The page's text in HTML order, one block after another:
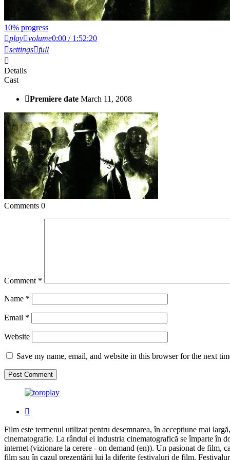
10% progress
play volume0:00 / 1:52:20
settings full
Details
Cast
Premiere date March 11, 2008
Comments 0
Comment *
Name *
Email *
Website
Save my name, email, and website in this browser for the next
Film este termenul utilizat pentru desemnarea, în accepțiune mai
cinematografie. La rândul ei industria cinematografică se împarte în
internet (vizionare la cerere - on demand (en)). Un pasionat de film,
film sau în cazul prezentării lui la diferite festivaluri de film.